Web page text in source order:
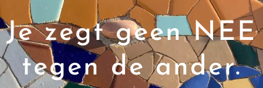
Je zegt geen NEE
tegen de ander.